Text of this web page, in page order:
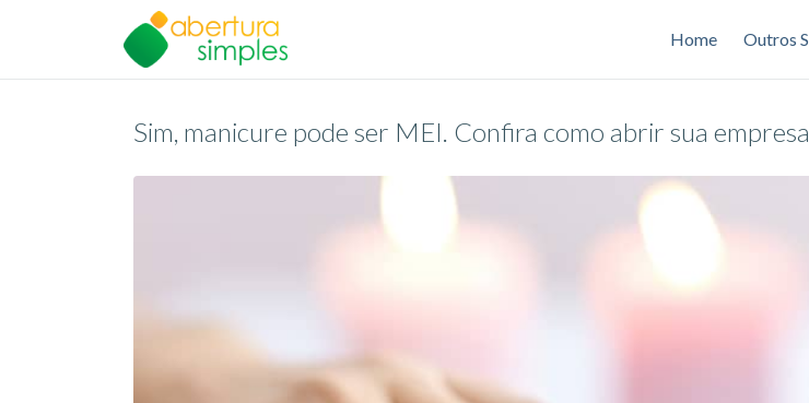
Home Outros
Sim, manicure pode ser MEI. Confira como abrir sua